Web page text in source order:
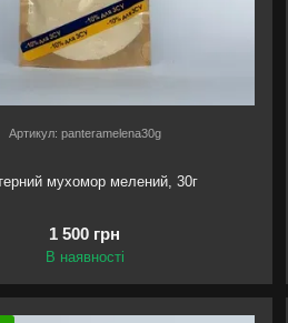
Артикул: panteramelena30g
мухомор мелений, 30г
1 500 грн
В наявності